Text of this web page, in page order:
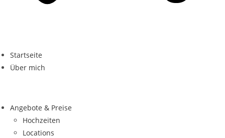
Startseite
Über mich
Angebote & Preise
Hochzeiten
Locations